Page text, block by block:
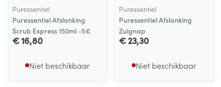
Puressentiel
Puressentiel Afslanking
Scrub Express 150ml -5€
€ 16,80
Niet beschikbaar
Puressentiel
Puressentiel Afslanking
Zuignap
€ 23,30
Niet beschikbaar